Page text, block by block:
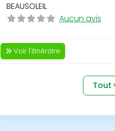
BEAUSOLEIL
Aucun avis
Voir l'itinéraire
Tout